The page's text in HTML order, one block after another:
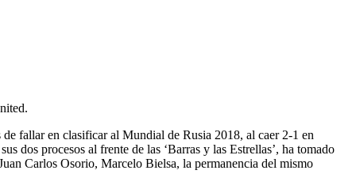
fallar en clasificar al Mundial de Rusia 2018, al caer 2-1 en
dos procesos al frente de las ‘Barras y las Estrellas’, ha tomado
Carlos Osorio, Marcelo Bielsa, la permanencia del mismo